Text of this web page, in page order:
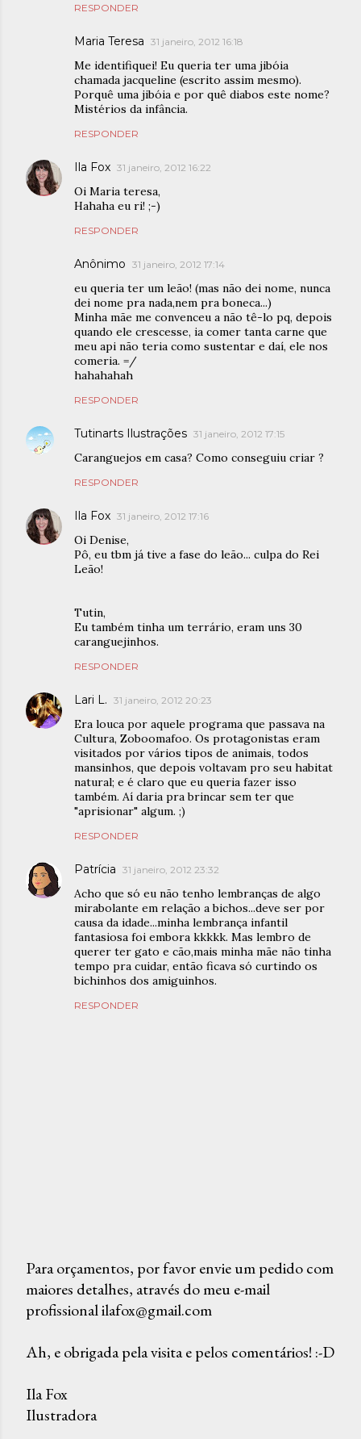
RESPONDER
Maria Teresa 31 janeiro, 2012 16:18
Me identifiquei! Eu queria ter uma jibóia
chamada jacqueline (escrito assim mesmo).
Porquê uma jibóia e por quê diabos este nome?
Mistérios da infância.
RESPONDER
Ila Fox 31 janeiro, 2012 16:22
Oi Maria teresa,
Hahaha eu ri! ;-)
RESPONDER
Anônimo 31 janeiro, 2012 17:14
eu queria ter um leão! (mas não dei nome, nunca
dei nome pra nada,nem pra boneca...)
Minha mãe me convenceu a não tê-lo pq, depois
quando ele crescesse, ia comer tanta carne que
meu api não teria como sustentar e daí, ele nos
comeria. =/
hahahahah
RESPONDER
Tutinarts Ilustrações 31 janeiro, 2012 17:15
Caranguejos em casa? Como conseguiu criar ?
RESPONDER
Ila Fox 31 janeiro, 2012 17:16
Oi Denise,
Pô, eu tbm já tive a fase do leão... culpa do Rei
Leão!
Tutin,
Eu também tinha um terrário, eram uns 30
caranguejinhos.
RESPONDER
Lari L. 31 janeiro, 2012 20:23
Era louca por aquele programa que passava na
Cultura, Zoboomafoo. Os protagonistas eram
visitados por vários tipos de animais, todos
mansinhos, que depois voltavam pro seu habitat
natural; e é claro que eu queria fazer isso
também. Aí daria pra brincar sem ter que
"aprisionar" algum. ;)
RESPONDER
Patrícia 31 janeiro, 2012 23:32
Acho que só eu não tenho lembranças de algo
mirabolante em relação a bichos...deve ser por
causa da idade...minha lembrança infantil
fantasiosa foi embora kkkkk. Mas lembro de
querer ter gato e cão,mais minha mãe não tinha
tempo pra cuidar, então ficava só curtindo os
bichinhos dos amiguinhos.
RESPONDER
P
o
t
r
u
Para orçamentos, por favor envie um pedido com
maiores detalhes, através do meu e-mail
profissional ilafox@gmail.com
Ah, e obrigada pela visita e pelos comentários! :-D
Ila Fox
Ilustradora